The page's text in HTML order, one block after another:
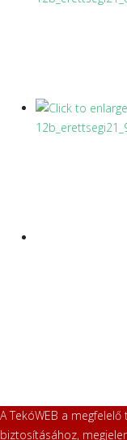
A TekóWEB a
biztosításához,